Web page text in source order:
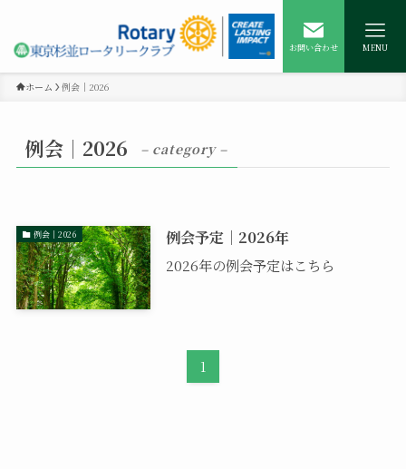
お問い合わせ MENU
ホーム 例会｜2026
例会｜2026 – category –
例会｜2026 例会予定｜2026年
2026年の例会予定はこちら
1